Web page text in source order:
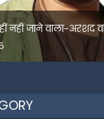
नहीं जाने वाला-अरशद